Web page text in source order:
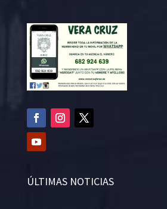
ÚLTIMAS NOTICIAS